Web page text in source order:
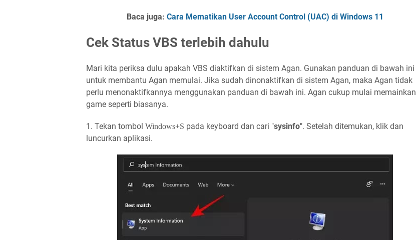
Baca juga: Cara Mematikan User Account Control (UAC) di Windows 11
Cek Status VBS terlebih dahulu
Mari kita periksa dulu apakah VBS diaktifkan di sistem Agan. Gunakan panduan di bawah ini
untuk membantu Agan memulai. Jika sudah dinonaktifkan di sistem Agan, maka Agan tidak
perlu menonaktifkannya menggunakan panduan di bawah ini. Agan cukup mulai memainkan
game seperti biasanya.
1. Tekan tombol Windows+S pada keyboard dan cari "sysinfo". Setelah ditemukan, klik dan
luncurkan aplikasi.